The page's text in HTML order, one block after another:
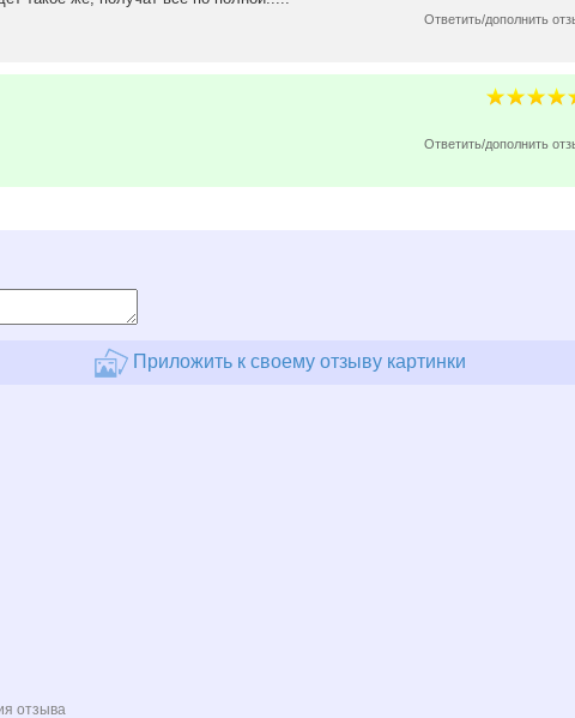
Ответить/дополнить
Ответить/дополнить
Приложить к своему отзыву картинки
отзыва